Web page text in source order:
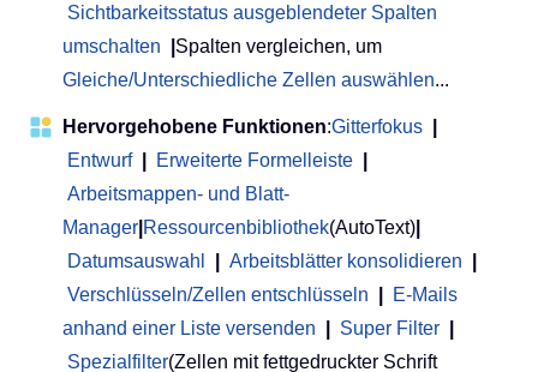
Sichtbarkeitsstatus ausgeblendeter Spalten
umschalten
Spalten vergleichen, um
Gleiche/Unterschiedliche Zellen auswählen...
Hervorgehobene Funktionen:Gitterfokus
Entwurf
Erweiterte Formelleiste
Arbeitsmappen- und Blatt-
Manager Ressourcenbibliothek(AutoText)
Datumsauswahl
Arbeitsblätter konsolidieren
Verschlüsseln/Zellen entschlüsseln
E-Mails
anhand einer Liste versenden
Super Filter
Spezialfilter(Zellen mit fettgedruckter Schrift